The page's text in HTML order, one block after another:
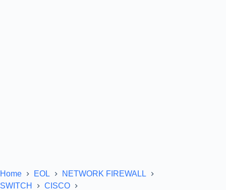
Home EOL
NETWORK FIREWALL
SWITCH
CISCO